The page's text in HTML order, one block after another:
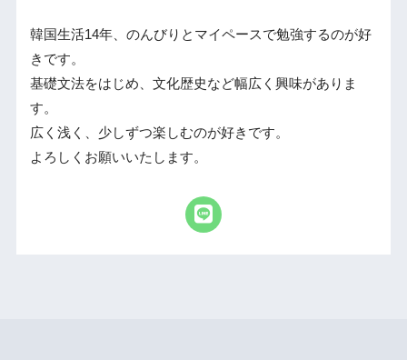
韓国生活14年、のんびりとマイペースで勉強するのが好
きです。
基礎文法をはじめ、文化歴史など幅広く興味がありま
す。
広く浅く、少しずつ楽しむのが好きです。
よろしくお願いいたします。